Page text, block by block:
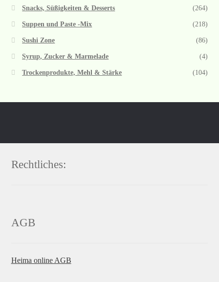
Snacks, Süßigkeiten & Desserts (264)
Suppen und Paste -Mix (218)
Sushi Zone (86)
Syrup, Zucker & Marmelade (4)
Trockenprodukte, Mehl & Stärke (104)
Rechtliches:
AGB
Heima online AGB